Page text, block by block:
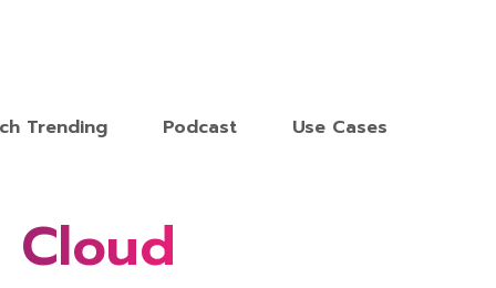
Trending Podcast Use Cases
Cloud